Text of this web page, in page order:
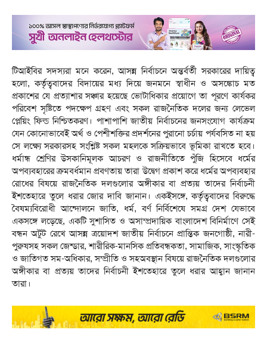
টিআইবির সদস্যরা মনে করেন, আসন্ন নির্বাচনে অন্তর্বর্তী সরকারের দায়িত্ব
হলো, কর্তৃত্ববাদের বিদায়ের মধ্য দিয়ে জনমনে স্বাধীন ও অসঙ্কোচ মত
প্রকাশের যে প্রত্যাশার সঞ্চার হয়েছে ভোটাধিকার প্রয়োগে তা পূরণে কার্যকর
পরিবেশ সৃষ্টিতে পদক্ষেপ গ্রহণ এবং সকল রাজনৈতিক দলের জন্য লেভেল
প্লেয়িং ফিল্ড নিশ্চিতকরণ। পাশাপাশি জাতীয় নির্বাচনের জনসংযোগ কার্যক্রম
যেন কোনোভাবেই অর্থ ও পেশীশক্তির প্রদর্শনের পুরানো চর্চায় পর্যবসিত না হয়
সে লক্ষ্যে সরকারসহ সংশ্লিষ্ট সকল মহলকে সক্রিয়ভাবে ভূমিকা রাখতে হবে।
ধর্মান্ধ শ্রেণির উসকানিমূলক আচরণ ও রাজনীতিতে পুঁজি হিসেবে ধর্মের
অপব্যবহারের ক্রমবর্ধমান প্রবণতায় তারা উদ্বেগ প্রকাশ করে ধর্মের অপব্যবহার
রোধের বিষয়ে রাজনৈতিক দলগুলোর অঙ্গীকার বা প্রত্যয় তাদের নির্বাচনী
ইশতেহারে তুলে ধরার জোর দাবি জানান। একইসঙ্গে, কর্তৃত্ববাদের বিরুদ্ধে
বৈষম্যবিরোধী আন্দোলনে জাতি, ধর্ম, বর্ণ নির্বিশেষে সমগ্র দেশ যেভাবে
একসঙ্গে লড়েছে, একটি সুশাসিত ও অসাম্প্রদায়িক বাংলাদেশ বিনির্মাণে সেই
বন্ধন অটুট রেখে আসন্ন ত্রয়োদশ জাতীয় নির্বাচনে প্রান্তিক জনগোষ্ঠী, নারী-
পুরুষসহ সকল জেন্ডার, শারীরিক-মানসিক প্রতিবন্ধকতা, সামাজিক, সাংস্কৃতিক
ও জাতিগত সম-অধিকার, সম্প্রীতি ও সহঅবস্থান বিষয়ে রাজনৈতিক দলগুলোর
অঙ্গীকার বা প্রত্যয় তাদের নির্বাচনী ইশতেহারে তুলে ধরার আহ্বান জানান
তারা।